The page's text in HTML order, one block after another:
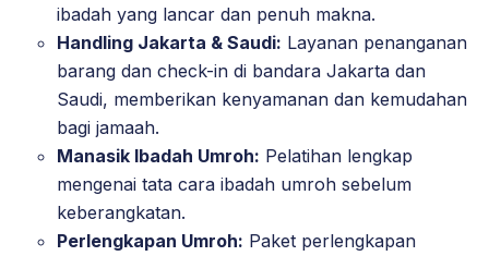
ibadah yang lancar dan penuh makna.
Handling Jakarta & Saudi: Layanan penanganan
barang dan check-in di bandara Jakarta dan
Saudi, memberikan kenyamanan dan kemudahan
bagi jamaah.
Manasik Ibadah Umroh: Pelatihan lengkap
mengenai tata cara ibadah umroh sebelum
keberangkatan.
Perlengkapan Umroh: Paket perlengkapan